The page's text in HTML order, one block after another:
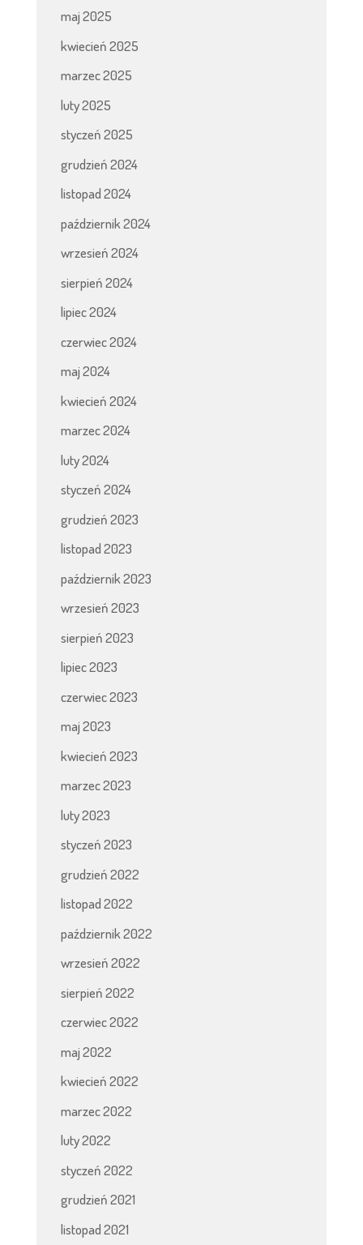
maj 2025
kwiecień 2025
marzec 2025
luty 2025
styczeń 2025
grudzień 2024
listopad 2024
październik 2024
wrzesień 2024
sierpień 2024
lipiec 2024
czerwiec 2024
maj 2024
kwiecień 2024
marzec 2024
luty 2024
styczeń 2024
grudzień 2023
listopad 2023
październik 2023
wrzesień 2023
sierpień 2023
lipiec 2023
czerwiec 2023
maj 2023
kwiecień 2023
marzec 2023
luty 2023
styczeń 2023
grudzień 2022
listopad 2022
październik 2022
wrzesień 2022
sierpień 2022
czerwiec 2022
maj 2022
kwiecień 2022
marzec 2022
luty 2022
styczeń 2022
grudzień 2021
listopad 2021